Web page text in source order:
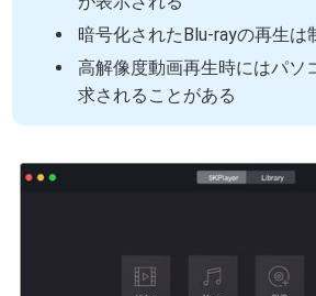
暗号化されたBlu-rayの再生は
高解像度動画再生時にはパソ
求されることがある